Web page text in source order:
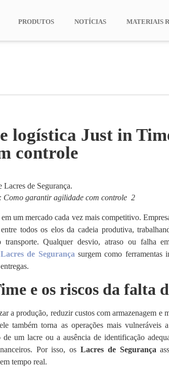
PRODUTOS NOTÍCIAS MATERIAIS
logística Just in
controle
Como garantir agilidade com controle 2
um mercado cada vez mais competitivo.
todos os elos da cadeia produtiva,
Qualquer desvio, atraso ou falha
Lacres de Segurança surgem como ferramentas
e os riscos da falta
a produção, reduzir custos com armazenagem e
também torna as operações mais vulneráveis
um lacre ou a ausência de identificação
Por isso, osLacres de Segurança
tempo real.